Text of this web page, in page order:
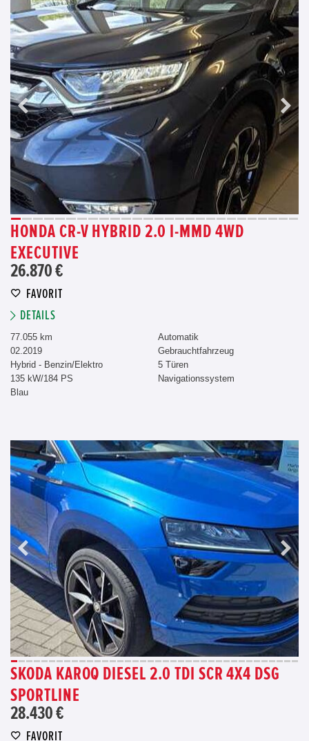
HONDA CR-V HYBRID 2.0 I-MMD 4WD
EXECUTIVE
26.870 €
FAVORIT
DETAILS
77.055 km
02.2019
Hybrid - Benzin/Elektro
135 kW/184 PS
Blau
Automatik
Gebrauchtfahrzeug
5 Türen
Navigationssystem
SKODA KAROQ DIESEL 2.0 TDI SCR 4X4 DSG
SPORTLINE
28.430 €
FAVORIT